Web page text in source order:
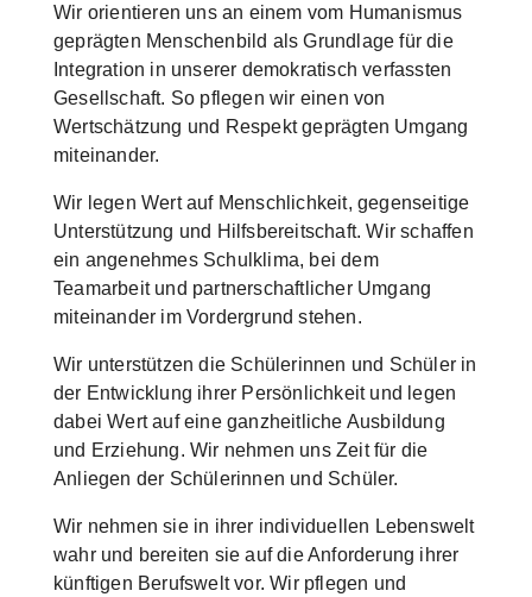
Wir orientieren uns an einem vom Humanismus
geprägten Menschenbild als Grundlage für die
Integration in unserer demokratisch verfassten
Gesellschaft. So pflegen wir einen von
Wertschätzung und Respekt geprägten Umgang
miteinander.
Wir legen Wert auf Menschlichkeit, gegenseitige
Unterstützung und Hilfsbereitschaft. Wir schaffen
ein angenehmes Schulklima, bei dem
Teamarbeit und partnerschaftlicher Umgang
miteinander im Vordergrund stehen.
Wir unterstützen die Schülerinnen und Schüler in
der Entwicklung ihrer Persönlichkeit und legen
dabei Wert auf eine ganzheitliche Ausbildung
und Erziehung. Wir nehmen uns Zeit für die
Anliegen der Schülerinnen und Schüler.
Wir nehmen sie in ihrer individuellen Lebenswelt
wahr und bereiten sie auf die Anforderung ihrer
künftigen Berufswelt vor. Wir pflegen und